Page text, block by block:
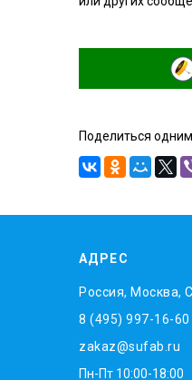
Поделиться
АДРЕС
Россия, Москва,
8 (495) 997-16-60
zakaz@sufab.ru
Пн-Пт 10:00-18:00